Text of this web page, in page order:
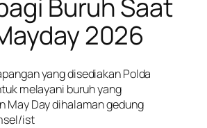
Buruh Saat
2026